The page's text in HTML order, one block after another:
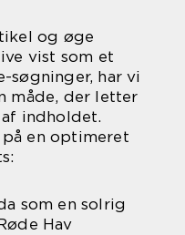
og øge
vist som et
søgninger, har vi
måde, der letter
indholdet.
en optimeret
som en solrig
Hav